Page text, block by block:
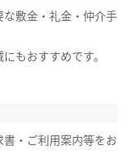
敷金・礼金・仲介手
もおすすめです。
・ご利用案内等をお